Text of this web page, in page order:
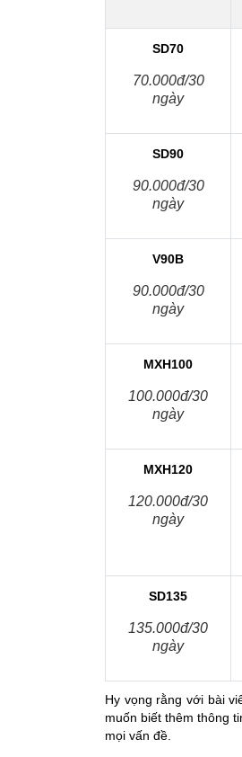
SD70
70.000đ/30
ngày
SD90
90.000đ/30
ngày
V90B
90.000đ/30
ngày
MXH100
100.000đ/30
ngày
MXH120
120.000đ/30
ngày
SD135
135.000đ/30
ngày
Hy vọng rằng với bài
muốn biết thêm thông
mọi vấn đề.